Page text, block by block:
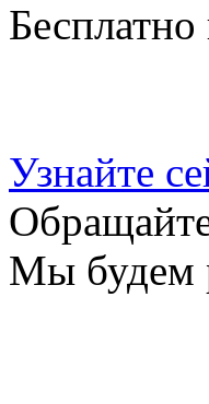
Узнайте
Мы будем